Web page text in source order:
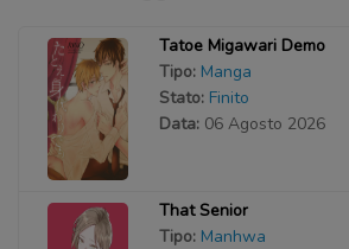
Tatoe Migawari Demo
Tipo: Manga
Stato: Finito
Data: 06 Agosto 2026
That Senior
Tipo: Manhwa